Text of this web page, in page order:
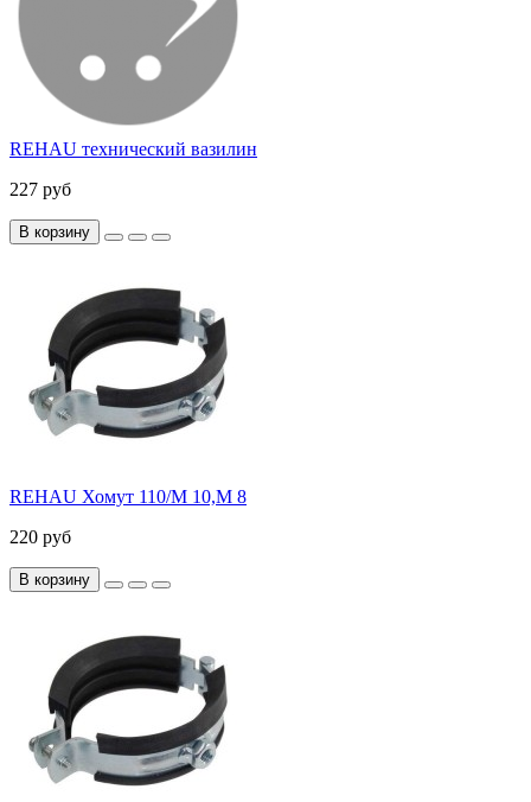
REHAU технический вазилин
227 руб
В корзину
REHAU Хомут 110/M 10,М 8
220 руб
В корзину